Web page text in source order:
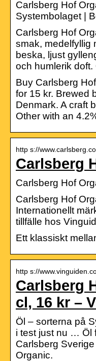
Carlsberg Hof
Systembolaget |
Carlsberg Hof
smak, medelfyllig
beska, ljust
och humlerik
Buy Carlsberg
for 15 kr. Brewed
Denmark. A craft
Other with an
http s://
Carlsberg
Carlsberg Hof
Carlsberg Hof
Internationellt
tillfälle hos
Ett klassiskt
http s://
Carlsberg
cl, 16 kr –
Öl – sorterna på
i test just nu … Öl
Carlsberg
Organic.